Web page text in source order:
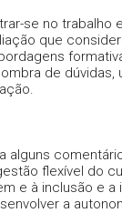
se no trabalho
que
de
alguns
flexível do
e à inclusão e
a